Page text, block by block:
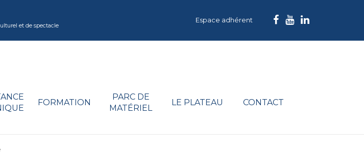
et de spectacle
Espace adhérent
FORMATION
PARC DE
MATÉRIEL
LE PLATEAU CONTACT